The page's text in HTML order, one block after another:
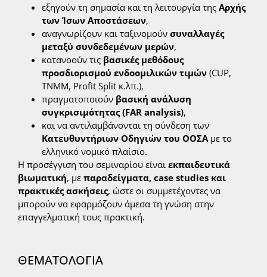
εξηγούν τη σημασία και τη λειτουργία της Αρχής
των Ίσων Αποστάσεων,
αναγνωρίζουν και ταξινομούν συναλλαγές
μεταξύ συνδεδεμένων μερών,
κατανοούν τις βασικές μεθόδους
προσδιορισμού ενδοομιλικών τιμών (CUP,
TNMM, Profit Split κ.λπ.),
πραγματοποιούν βασική ανάλυση
συγκρισιμότητας (FAR analysis),
και να αντιλαμβάνονται τη σύνδεση των
Κατευθυντήριων Οδηγιών του ΟΟΣΑ με το
ελληνικό νομικό πλαίσιο.
Η προσέγγιση του σεμιναρίου είναι εκπαιδευτικά
βιωματική, με παραδείγματα, case studies και
πρακτικές ασκήσεις, ώστε οι συμμετέχοντες να
μπορούν να εφαρμόζουν άμεσα τη γνώση στην
επαγγελματική τους πρακτική.
ΘΕΜΑΤΟΛΟΓΙΑ